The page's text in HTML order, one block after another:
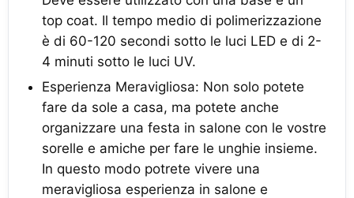
top coat. Il tempo medio di polimerizzazione
è di 60-120 secondi sotto le luci LED e di 2-
4 minuti sotto le luci UV.
Esperienza Meravigliosa: Non solo potete
fare da sole a casa, ma potete anche
organizzare una festa in salone con le vostre
sorelle e amiche per fare le unghie insieme.
In questo modo potrete vivere una
meravigliosa esperienza in salone e